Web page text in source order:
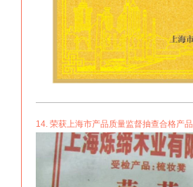
14. 荣获上海市产品质量监督抽查合格产品